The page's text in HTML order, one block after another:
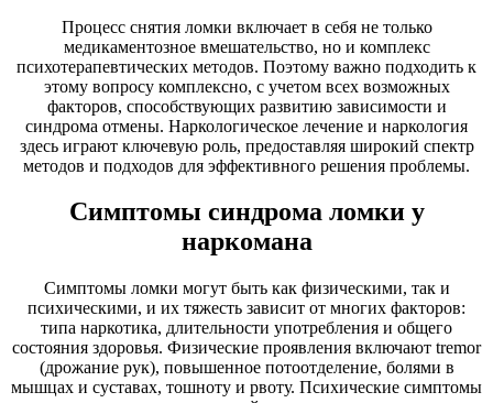
Процесс снятия ломки включает в себя не только
медикаментозное вмешательство, но и комплекс
психотерапевтических методов. Поэтому важно подходить к
этому вопросу комплексно, с учетом всех возможных
факторов, способствующих развитию зависимости и
синдрома отмены. Наркологическое лечение и наркология
здесь играют ключевую роль, предоставляя широкий спектр
методов и подходов для эффективного решения проблемы.
Симптомы синдрома ломки у
наркомана
Симптомы ломки могут быть как физическими, так и
психическими, и их тяжесть зависит от многих факторов:
типа наркотика, длительности употребления и общего
состояния здоровья. Физические проявления включают tremor
(дрожание рук), повышенное потоотделение, болями в
мышцах и суставах, тошноту и рвоту. Психические симптомы